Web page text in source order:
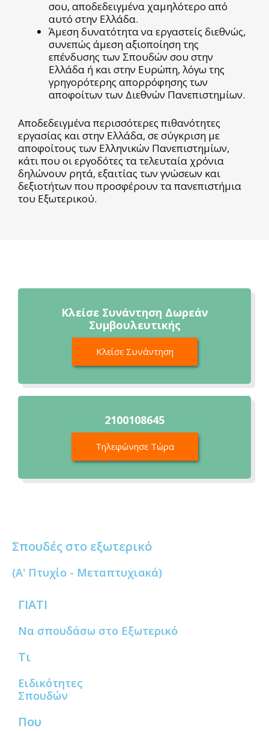
σου, αποδεδειγμένα χαμηλότερο από
αυτό στην Ελλάδα.
Άμεση δυνατότητα να εργαστείς διεθνώς,
συνεπώς άμεση αξιοποίηση της
επένδυσης των Σπουδών σου στην
Ελλάδα ή και στην Ευρώπη, λόγω της
γρηγορότερης απορρόφησης των
αποφοίτων των Διεθνών Πανεπιστημίων.
Αποδεδειγμένα περισσότερες πιθανότητες
εργασίας και στην Ελλάδα, σε σύγκριση με
αποφοίτους των Ελληνικών Πανεπιστημίων,
κάτι που οι εργοδότες τα τελευταία χρόνια
δηλώνουν ρητά, εξαιτίας των γνώσεων και
δεξιοτήτων που προσφέρουν τα πανεπιστήμια
του Εξωτερικού.
Κλείσε Συνάντηση Δωρεάν
Συμβουλευτικής
Κλείσε Συνάντηση
2100108645
Τηλεφώνησε Τώρα
Σπουδές στο εξωτερικό
(Α' Πτυχίο - Μεταπτυχιακά)
ΓΙΑΤΙ
Να σπουδάσω στο Εξωτερικό
Τι
Ειδικότητες
Σπουδών
Που